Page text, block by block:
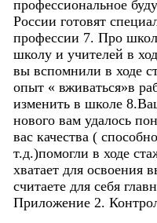
профессиональное
России готовят
профессии 7. Про
школу и учителей в
вы вспомнили в ходе
опыт « вживаться»в
изменить в школе
нового вам удалось
вас качества (
т.д.)помогли в ходе
хватает для освоения
считаете для себя
Приложение 2.